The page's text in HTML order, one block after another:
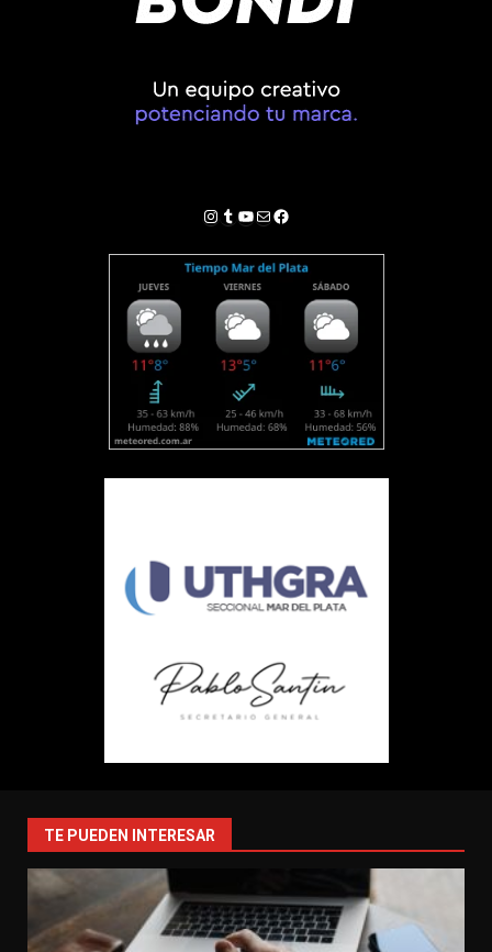
Instagram
Tumblr
YouTube
Correo electrónico
Facebook
TE PUEDEN INTERESAR